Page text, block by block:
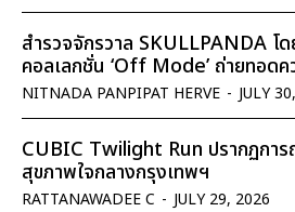
สำรวจจักรวาล SKULLPANDA โ
คอลเลกชั่น ‘Off Mode’ ถ่ายทอดค
NITNADA PANPIPAT HERVE - JULY
CUBIC Twilight Run ปรากฏกา
สุขภาพใจกลางกรุงเทพฯ
RATTANAWADEE C - JULY 29, 2026